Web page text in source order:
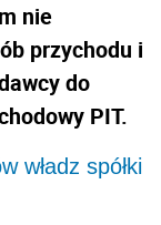
nie
przychodu i
do
PIT.
władz spółki